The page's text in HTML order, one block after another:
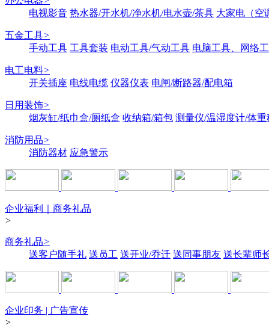
电视影音 热水器/开水机/净水机/电水壶/茶具 大家电（空
五金工具>
手动工具 工具套装 电动工具/气动工具 电脑工具、网络
电工电料>
开关插座 电线电缆 仪器仪表 电闸/断路器/配电箱
日用装饰>
烟灰缸/纸巾盒/厕纸盒 收纳箱/箱包 测量仪/温湿度计/体重
消防用品>
消防器材 应急警示
企业福利｜商务礼品
>
商务礼品>
送客户随手礼 送员工 送开业/乔迁 送同事朋友 送长辈师
企业印务 | 广告宣传
>